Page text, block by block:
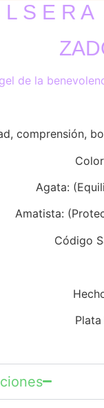
L S E R A
de la
comprensión,
Agata:
Amatista:
Código